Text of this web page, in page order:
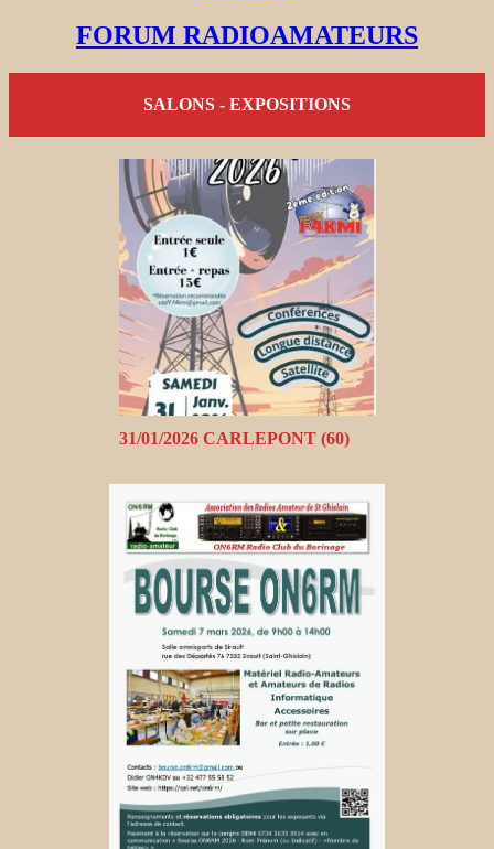
FORUM RADIOAMATEURS
SALONS - EXPOSITIONS
31/01/2026 CARLEPONT (60)